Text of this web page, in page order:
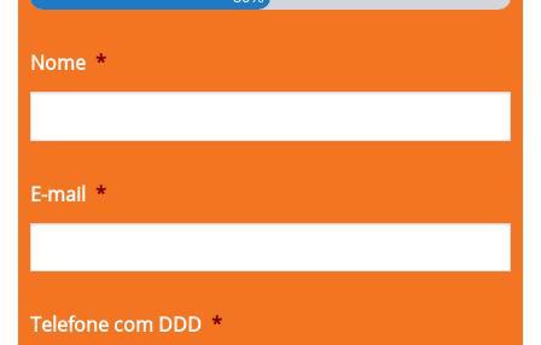
Nome *
E-mail *
Telefone com DDD *